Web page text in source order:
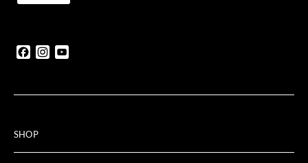
FacebookInstagram
SHOP